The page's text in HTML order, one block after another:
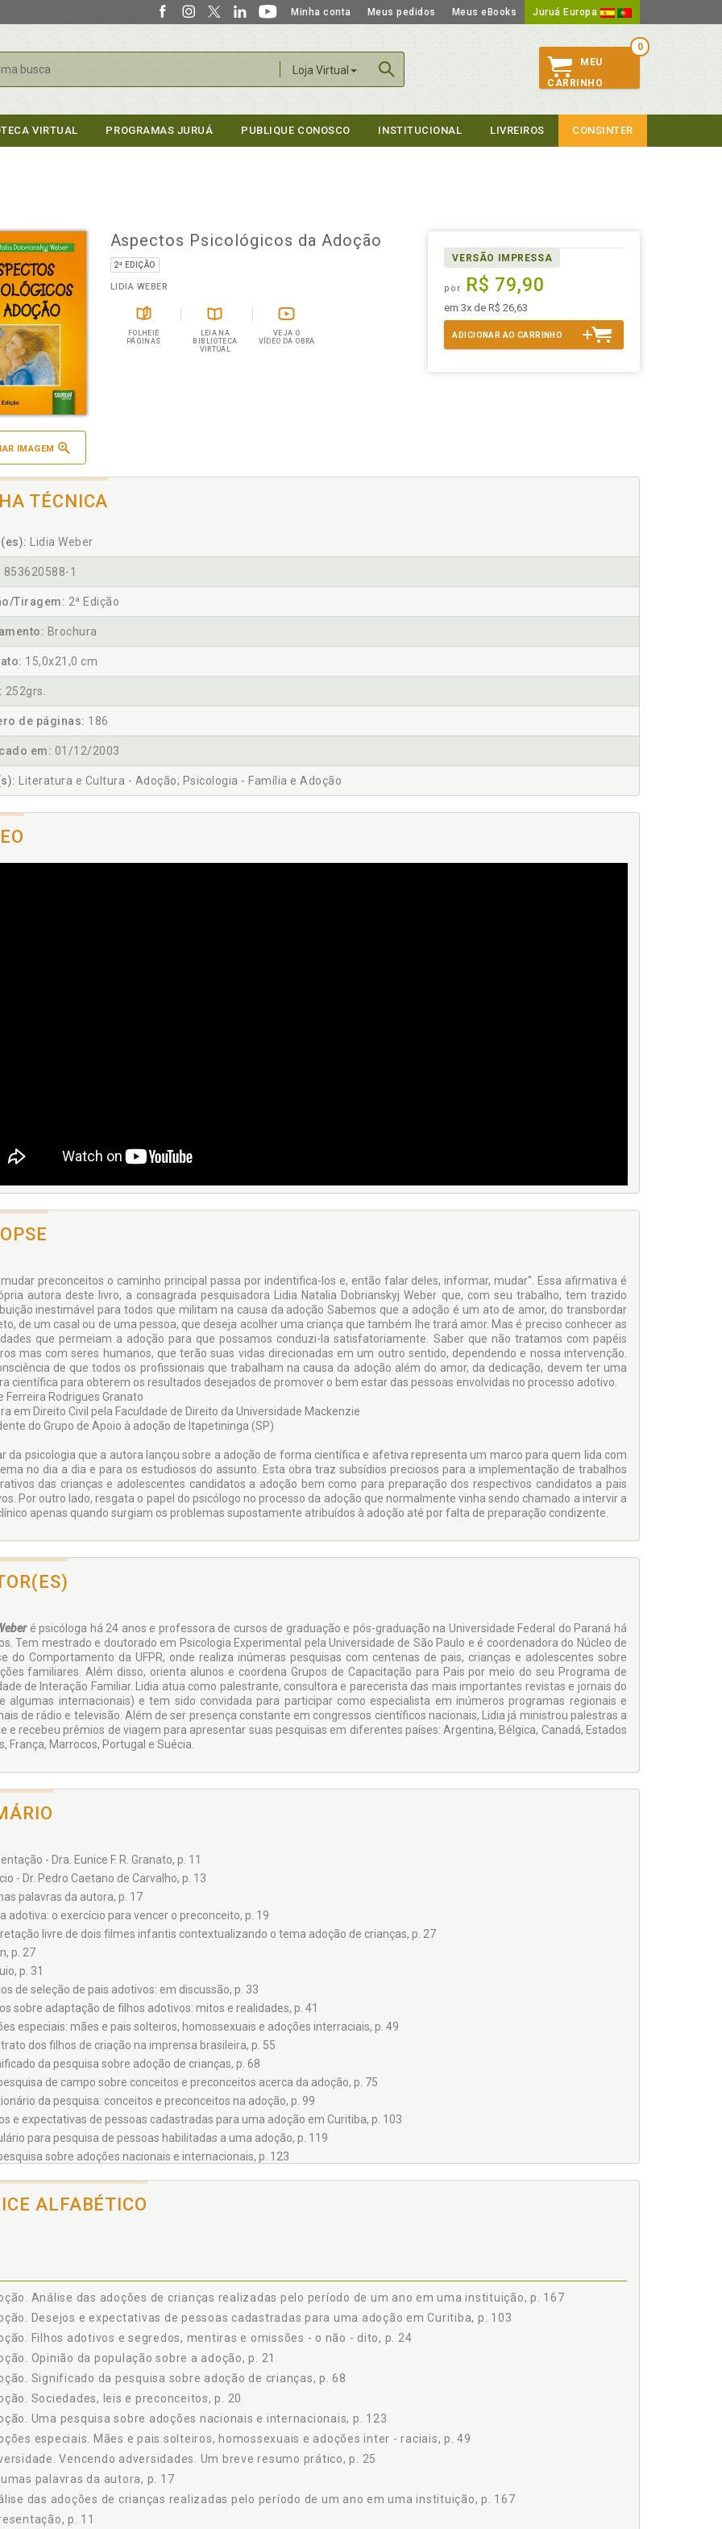
Minha conta Meus pedidos Meus eBooks Juruá Europa
Loja Virtual
0
MEU
CARRINHO
VIRTUAL PROGRAMAS JURUÁ PUBLIQUE CONOSCO INSTITUCIONAL LIVREIROS CONSINTER
IMAGEM
Aspectos Psicológicos da Adoção
2ª EDIÇÃO
LIDIA WEBER
FOLHEIE
PÁGINAS
LEIA NA
BIBLIOTECA
VIRTUAL
VEJA O
VÍDEO DA OBRA
VERSÃO IMPRESSA
por R$ 79,90
em 3x de R$ 26,63
ADICIONAR AO CARRINHO
TÉCNICA
Lidia Weber
853620588-1
Tiragem: 2ª Edição
Brochura
15,0x21,0 cm
252grs.
de páginas: 186
em: 01/12/2003
Literatura e Cultura - Adoção; Psicologia - Família e Adoção
preconceitos o caminho principal passa por indentifica-los e, então falar deles, informar, mudar". Essa afirmativa é
autora deste livro, a consagrada pesquisadora Lidia Natalia Dobrianskyj Weber que, com seu trabalho, tem trazido
inestimável para todos que militam na causa da adoção Sabemos que a adoção é um ato de amor, do transbordar
de um casal ou de uma pessoa, que deseja acolher uma criança que também lhe trará amor. Mas é preciso conhecer as
que permeiam a adoção para que possamos conduzi-la satisfatoriamente. Saber que não tratamos com papéis
mas com seres humanos, que terão suas vidas direcionadas em um outro sentido, dependendo e nossa intervenção.
de que todos os profissionais que trabalham na causa da adoção além do amor, da dedicação, devem ter uma
científica para obterem os resultados desejados de promover o bem estar das pessoas envolvidas no processo adotivo.
Ferreira Rodrigues Granato
em Direito Civil pela Faculdade de Direito da Universidade Mackenzie
do Grupo de Apoio à adoção de Itapetininga (SP)
da psicologia que a autora lançou sobre a adoção de forma científica e afetiva representa um marco para quem lida com
no dia a dia e para os estudiosos do assunto. Esta obra traz subsídios preciosos para a implementação de trabalhos
das crianças e adolescentes candidatos a adoção bem como para preparação dos respectivos candidatos a pais
Por outro lado, resgata o papel do psicólogo no processo da adoção que normalmente vinha sendo chamado a intervir a
apenas quando surgiam os problemas supostamente atribuídos à adoção até por falta de preparação condizente.
é psicóloga há 24 anos e professora de cursos de graduação e pós-graduação na Universidade Federal do Paraná há
Tem mestrado e doutorado em Psicologia Experimental pela Universidade de São Paulo e é coordenadora do Núcleo de
do Comportamento da UFPR, onde realiza inúmeras pesquisas com centenas de pais, crianças e adolescentes sobre
familiares. Além disso, orienta alunos e coordena Grupos de Capacitação para Pais por meio do seu Programa de
de Interação Familiar. Lidia atua como palestrante, consultora e parecerista das mais importantes revistas e jornais do
algumas internacionais) e tem sido convidada para participar como especialista em inúmeros programas regionais e
de rádio e televisão. Além de ser presença constante em congressos científicos nacionais, Lidia já ministrou palestras a
e recebeu prêmios de viagem para apresentar suas pesquisas em diferentes países: Argentina, Bélgica, Canadá, Estados
França, Marrocos, Portugal e Suécia.
- Dra. Eunice F. R. Granato, p. 11
- Dr. Pedro Caetano de Carvalho, p. 13
palavras da autora, p. 17
adotiva: o exercício para vencer o preconceito, p. 19
livre de dois filmes infantis contextualizando o tema adoção de crianças, p. 27
p. 27
p. 31
de seleção de pais adotivos: em discussão, p. 33
sobre adaptação de filhos adotivos: mitos e realidades, p. 41
especiais: mães e pais solteiros, homossexuais e adoções interraciais, p. 49
dos filhos de criação na imprensa brasileira, p. 55
da pesquisa sobre adoção de crianças, p. 68
de campo sobre conceitos e preconceitos acerca da adoção, p. 75
da pesquisa: conceitos e preconceitos na adoção, p. 99
e expectativas de pessoas cadastradas para uma adoção em Curitiba, p. 103
para pesquisa de pessoas habilitadas a uma adoção, p. 119
sobre adoções nacionais e internacionais, p. 123
de pesquisa: O perfil da adoção nacional, p. 163
das adoções de crianças realizadas pelo período de um ano em uma instituição, p. 167
ALFABÉTICO
Análise das adoções de crianças realizadas pelo período de um ano em uma instituição, p. 167
Desejos e expectativas de pessoas cadastradas para uma adoção em Curitiba, p. 103
Filhos adotivos e segredos, mentiras e omissões - o não - dito, p. 24
Opinião da população sobre a adoção, p. 21
Significado da pesquisa sobre adoção de crianças, p. 68
Sociedades, leis e preconceitos, p. 20
Uma pesquisa sobre adoções nacionais e internacionais, p. 123
especiais. Mães e pais solteiros, homossexuais e adoções inter - raciais, p. 49
Vencendo adversidades. Um breve resumo prático, p. 25
palavras da autora, p. 17
das adoções de crianças realizadas pelo período de um ano em uma instituição, p. 167
p. 11